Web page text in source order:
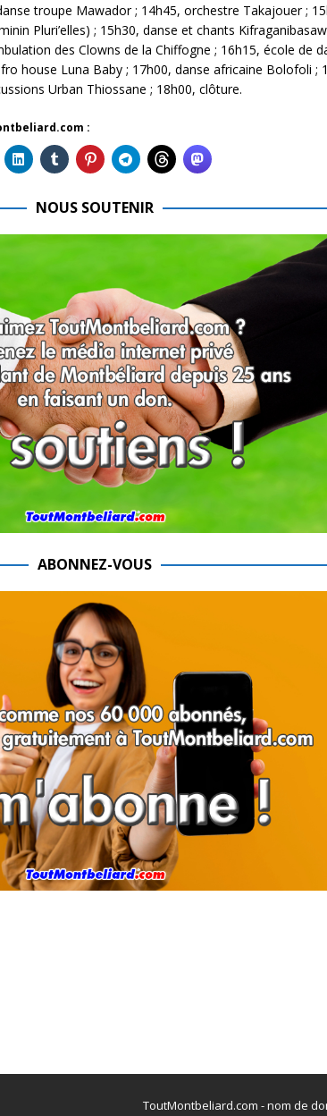
troupe Mawador ; 14h45, orchestre Takajouer ;
Pluri’elles) ; 15h30, danse et chants
des Clowns de la Chiffogne ; 16h15, école de
house Luna Baby ; 17h00, danse africaine Bolofoli ;
Urban Thiossane ; 18h00, clôture.
:
NOUS SOUTENIR
ABONNEZ-VOUS
ToutMontbeliard.com - nom de